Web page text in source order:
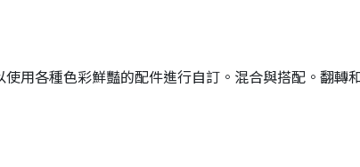
用各種色彩鮮豔的配件進行自訂。混合與搭配。翻轉